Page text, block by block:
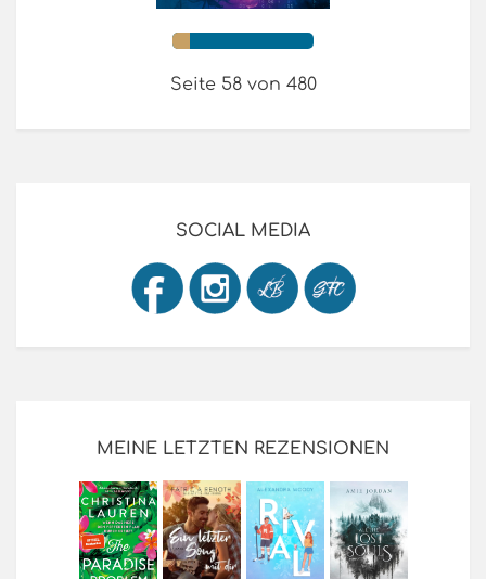
Seite 58 von 480
SOCIAL MEDIA
MEINE LETZTEN REZENSIONEN